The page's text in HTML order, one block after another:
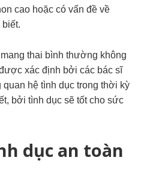
cao hoặc có vấn đề về
biết.
thai bình thường không
xác định bởi các bác sĩ
hệ tình dục trong thời kỳ
bởi tình dục sẽ tốt cho sức
dục an toàn